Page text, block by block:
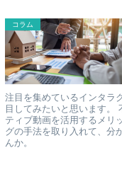
コラム
注目を集めているインタラ
目してみたいと思います。
ティブ動画を活用するメリ
グの手法を取り入れて、分
んか。